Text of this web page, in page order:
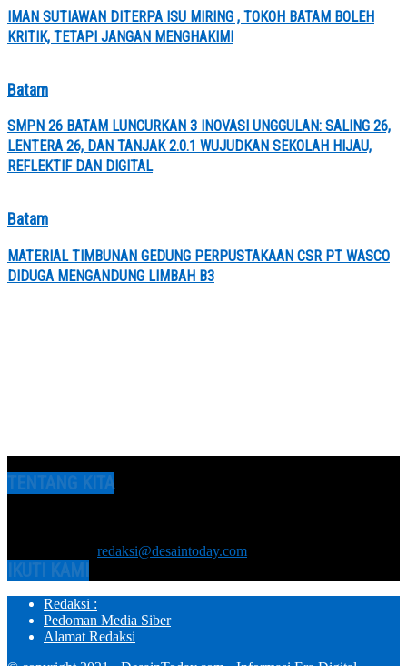
IMAN SUTIAWAN DITERPA ISU MIRING , TOKOH BATAM BOLEH
KRITIK, TETAPI JANGAN MENGHAKIMI
Batam
SMPN 26 BATAM LUNCURKAN 3 INOVASI UNGGULAN: SALING 26,
LENTERA 26, DAN TANJAK 2.0.1 WUJUDKAN SEKOLAH HIJAU,
REFLEKTIF DAN DIGITAL
Batam
MATERIAL TIMBUNAN GEDUNG PERPUSTAKAAN CSR PT WASCO
DIDUGA MENGANDUNG LIMBAH B3
TENTANG KITA
redaksi@desaintoday.com
IKUTI KAMI
Redaksi :
Pedoman Media Siber
Alamat Redaksi